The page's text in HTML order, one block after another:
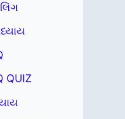
QUIZ